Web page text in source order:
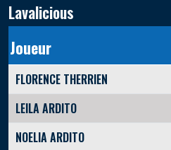
Lavalicious
Joueur
FLORENCE THERRIEN
LEILA ARDITO
NOELIA ARDITO